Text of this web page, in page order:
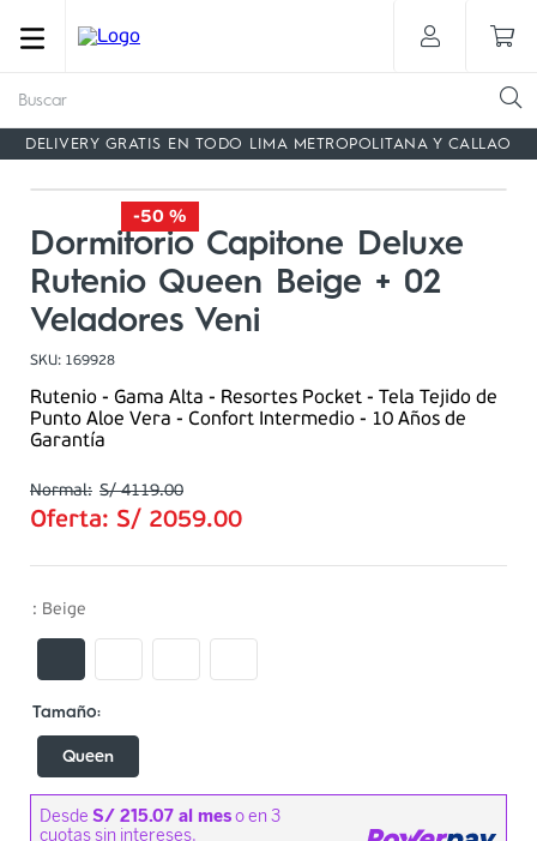
DELIVERY GRATIS EN TODO LIMA METROPOLITANA Y CALLAO
-50 %
Dormitorio Capitone Deluxe
Rutenio Queen Beige + 02
Veladores Veni
SKU: 169928
Rutenio - Gama Alta - Resortes Pocket - Tela Tejido de
Punto Aloe Vera - Confort Intermedio - 10 Años de
Garantía
S/ 4119.00
Oferta: S/ 2059.00
: Beige
Queen